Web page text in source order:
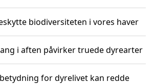
biodiversiteten i vores haver
i aften påvirker truede dyrearter
for dyrelivet kan redde